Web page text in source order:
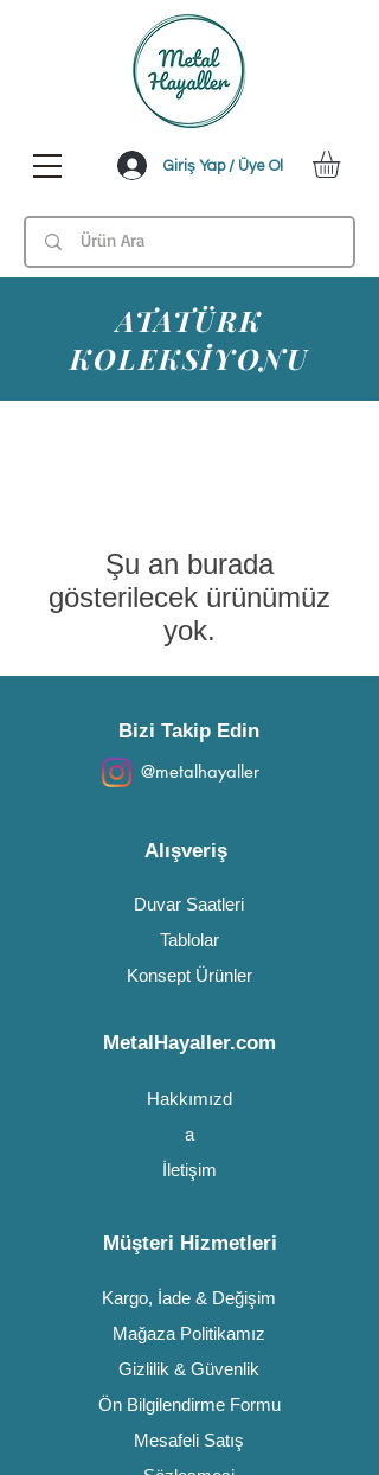
Giriş Yap / Üye Ol
ATATÜRK
KOLEKSİYONU
Şu an burada
gösterilecek ürünümüz
yok.
Bizi Takip Edin
@metalhayaller
Alışveriş
Duvar Saatleri
Tablolar
Konsept Ürünler
MetalHayaller.com
Hakkımızd
a
İletişim
Müşteri Hizmetleri
Kargo, İade & Değişim
Mağaza Politikamız
Gizlilik & Güvenlik
Ön Bilgilendirme Formu
Mesafeli Satış